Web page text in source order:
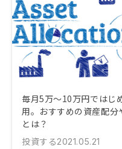
毎月5万〜10万円ではじ
用。おすすめの資産配分
とは？
投資する2021.05.21